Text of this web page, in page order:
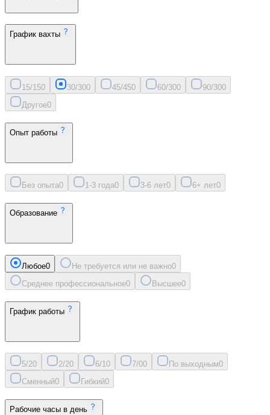
График вахты
15/150 30/300 45/450 60/300 90/300
Другое0
Опыт работы
Без опыта0 1-3 года0 3-6 лет0 6+ лет0
Образование
Любое0 Не требуется или не важно0
Среднее профессиональное0 Высшее0
График работы
5/20 2/20 6/10 7/00 По выходным0
Сменный0 Гибкий0
Рабочие часы в день